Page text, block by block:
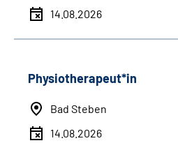
14.08.2026
Physiotherapeut*in
Bad Steben
14.08.2026